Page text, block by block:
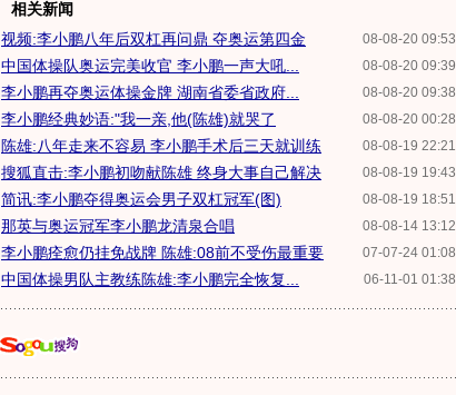
相关新闻
08-08-20 09:53
视频:李小鹏八年后双杠再问鼎 夺奥运第四金
08-08-20 09:39
中国体操队奥运完美收官 李小鹏一声大吼...
08-08-20 09:38
李小鹏再夺奥运体操金牌 湖南省委省政府...
08-08-20 00:28
李小鹏经典妙语:"我一亲,他(陈雄)就哭了
08-08-19 22:21
陈雄:八年走来不容易 李小鹏手术后三天就训练
08-08-19 19:43
搜狐直击:李小鹏初吻献陈雄 终身大事自己解决
08-08-19 18:51
简讯:李小鹏夺得奥运会男子双杠冠军(图)
08-08-14 13:12
那英与奥运冠军李小鹏龙清泉合唱
07-07-24 01:08
李小鹏痊愈仍挂免战牌 陈雄:08前不受伤最重要
06-11-01 01:38
中国体操男队主教练陈雄:李小鹏完全恢复...